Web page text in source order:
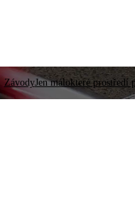
ZávodyJen málokteré prostředí